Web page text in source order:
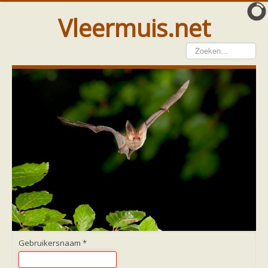
Vleermuis.net
Vleermuis gezien
Waarneming doorgeven
Wat doen wij met meldingen
Telinstructie
Waarnemingen doorgeven elders
Hulp
Vleermuis gevonden
Vanginstructie
Hulp per email
Hulp per provincie
Drenthe
Groningen
Home
Gebruikersnaam *